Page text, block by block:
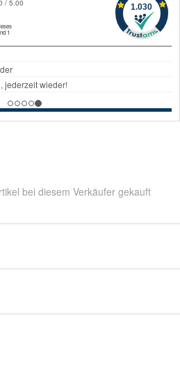
bei diesem Verkäufer gekauft